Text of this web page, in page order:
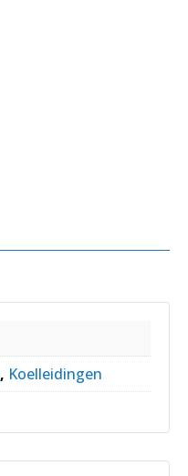
, Koelleidingen